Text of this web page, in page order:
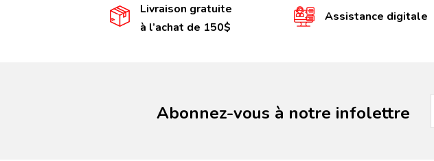
Livraison gratuite
à l’achat de 150$
Assistance digitale
Abonnez-vous à notre infolettre